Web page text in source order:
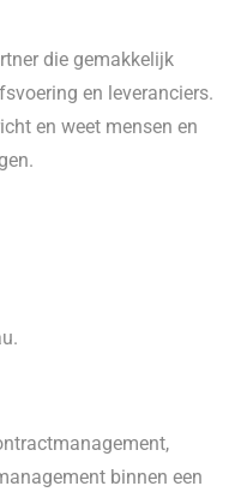
die gemakkelijk
en leveranciers.
en weet mensen en
binnen een